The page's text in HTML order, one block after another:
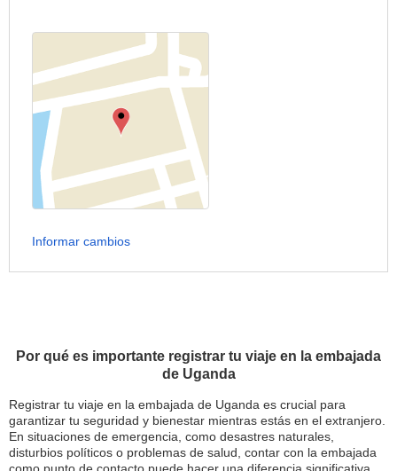
Por qué es importante registrar tu viaje en la embajada
de Uganda
Registrar tu viaje en la embajada de Uganda es crucial para
garantizar tu seguridad y bienestar mientras estás en el extranjero.
En situaciones de emergencia, como desastres naturales,
disturbios políticos o problemas de salud, contar con la embajada
Informar cambios